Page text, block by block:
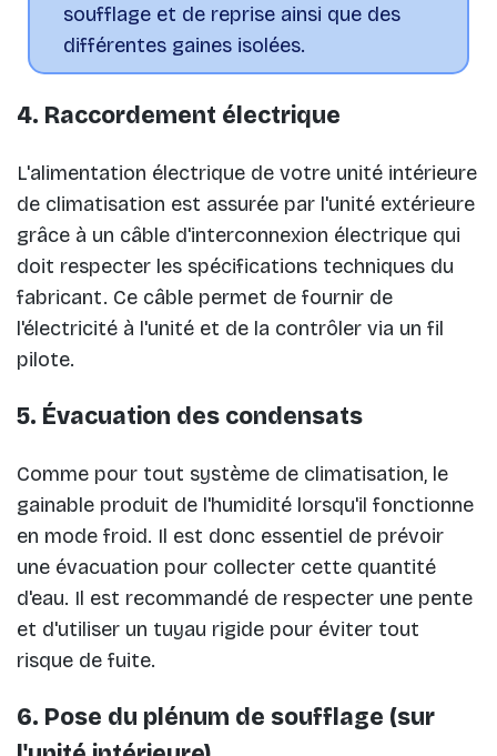
soufflage et de reprise ainsi que des
différentes gaines isolées.
4. Raccordement électrique
L'alimentation électrique de votre unité intérieure
de climatisation est assurée par l'unité extérieure
grâce à un câble d'interconnexion électrique qui
doit respecter les spécifications techniques du
fabricant. Ce câble permet de fournir de
l'électricité à l'unité et de la contrôler via un fil
pilote.
5. Évacuation des condensats
Comme pour tout système de climatisation, le
gainable produit de l'humidité lorsqu'il fonctionne
en mode froid. Il est donc essentiel de prévoir
une évacuation pour collecter cette quantité
d'eau. Il est recommandé de respecter une pente
et d'utiliser un tuyau rigide pour éviter tout
risque de fuite.
6. Pose du plénum de soufflage (sur